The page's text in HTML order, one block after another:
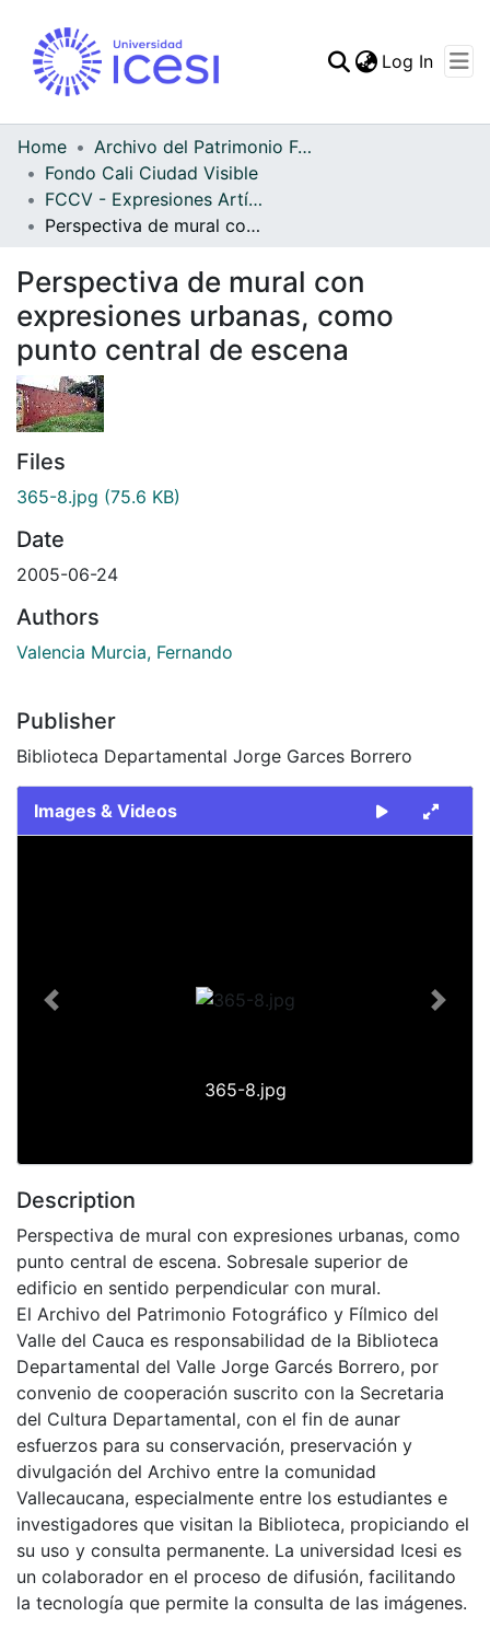
Log In
Home
Archivo del Patrimonio Fotográfico y Fílmico del Valle del Cauca
Fondo Cali Ciudad Visible
FCCV - Expresiones Artísticas - Patrimonial
Perspectiva de mural con expresiones urbanas, como punto central de escena
Perspectiva de mural con
expresiones urbanas, como
punto central de escena
Files
365-8.jpg (75.6 KB)
Date
2005-06-24
Authors
Valencia Murcia, Fernando
Publisher
Biblioteca Departamental Jorge Garces Borrero
Images & Videos
365-8.jpg
Previous Next
Description
Perspectiva de mural con expresiones urbanas, como
punto central de escena. Sobresale superior de
edificio en sentido perpendicular con mural.
El Archivo del Patrimonio Fotográfico y Fílmico del
Valle del Cauca es responsabilidad de la Biblioteca
Departamental del Valle Jorge Garcés Borrero, por
convenio de cooperación suscrito con la Secretaria
del Cultura Departamental, con el fin de aunar
esfuerzos para su conservación, preservación y
divulgación del Archivo entre la comunidad
Vallecaucana, especialmente entre los estudiantes e
investigadores que visitan la Biblioteca, propiciando el
su uso y consulta permanente. La universidad Icesi es
un colaborador en el proceso de difusión, facilitando
la tecnología que permite la consulta de las imágenes.